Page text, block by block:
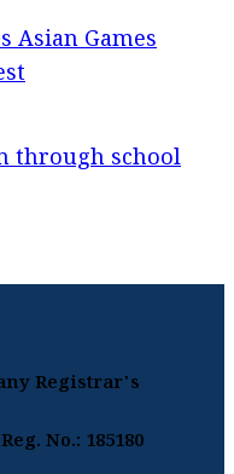
Asian Games
through school
Registrar's
No.: 185180